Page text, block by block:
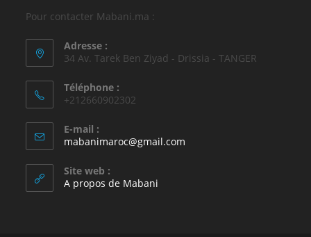
Pour contacter Mabani.ma :
Adresse :
34 Av. Tarek Ben Ziyad - Drissia - TANGER
Téléphone :
+212660902302
E-mail :
mabanimaroc@gmail.com
Site web :
A propos de Mabani